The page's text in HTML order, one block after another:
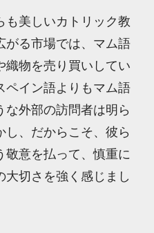
も美しいカトリック教
がる市場では、マム語
織物を売り買いしてい
ペイン語よりもマム語
な外部の訪問者は明ら
し、だからこそ、彼ら
敬意を払って、慎重に
切さを強く感じまし